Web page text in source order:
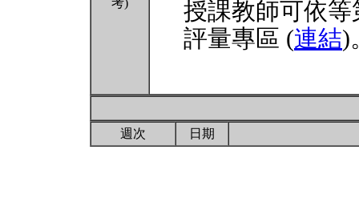
考)
授課教師可依
評量專區 (連結)
週次 日期